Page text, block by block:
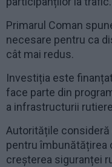
Primarul Coman
necesare pentru ca
cât mai redus.
Investiția este
face parte din
a infrastructurii
Autoritățile
pentru îmbunătățirea
creșterea siguranței